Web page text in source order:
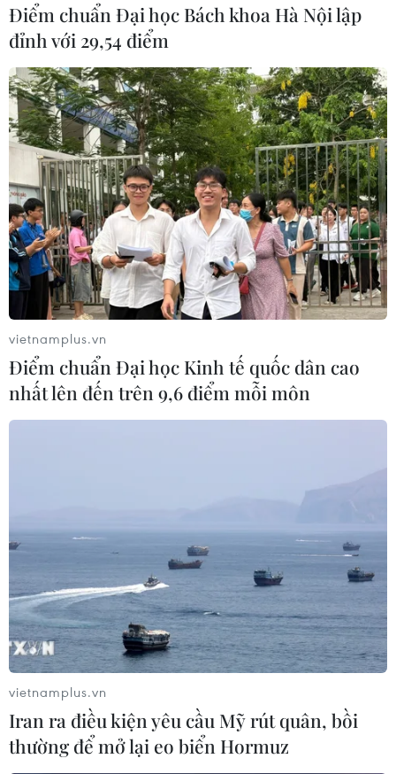
Điểm chuẩn Đại học Bách khoa Hà Nội lập
đỉnh với 29,54 điểm
vietnamplus.vn
Điểm chuẩn Đại học Kinh tế quốc dân cao
nhất lên đến trên 9,6 điểm mỗi môn
vietnamplus.vn
Iran ra điều kiện yêu cầu Mỹ rút quân, bồi
thường để mở lại eo biển Hormuz